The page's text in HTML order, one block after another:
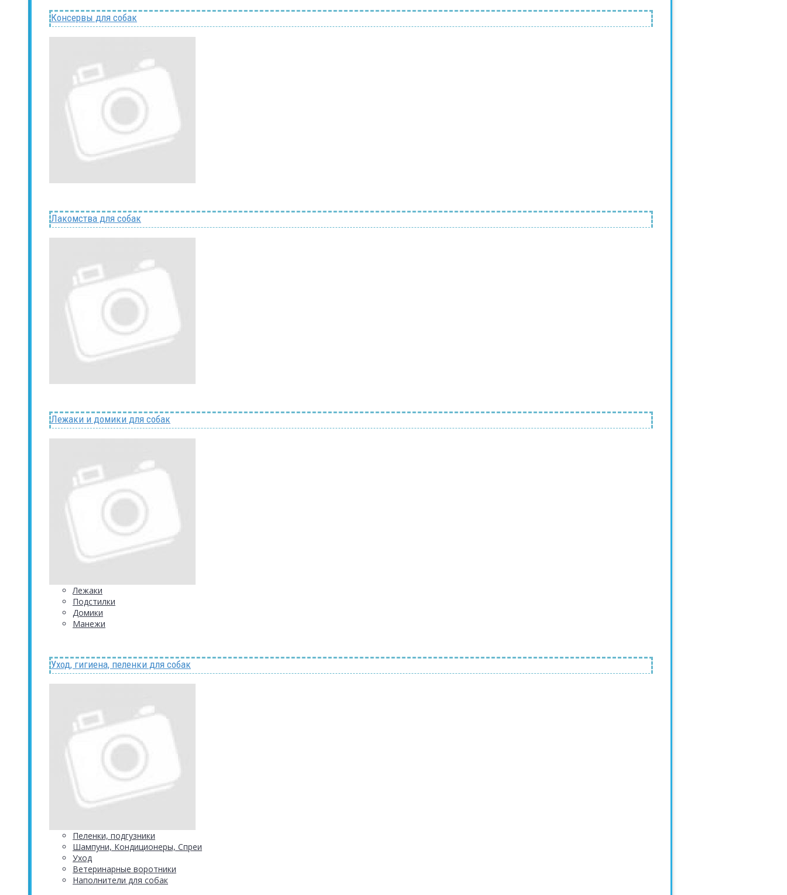
Консервы для собак
Лакомства для собак
Лежаки и домики для собак
Лежаки
Подстилки
Домики
Манежи
Уход, гигиена, пеленки для собак
Пеленки, подгузники
Шампуни, Кондиционеры, Спреи
Уход
Ветеринарные воротники
Наполнители для собак